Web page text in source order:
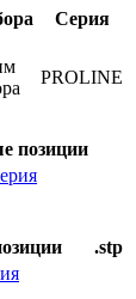
Серия
PROLINE
позиции
.stp